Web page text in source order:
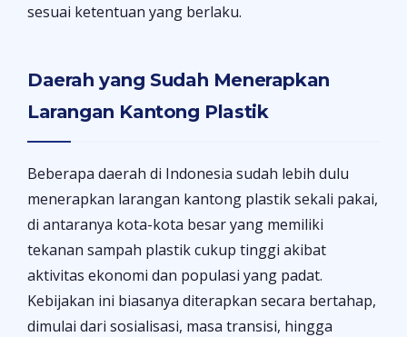
sesuai ketentuan yang berlaku.
Daerah yang Sudah Menerapkan
Larangan Kantong Plastik
Beberapa daerah di Indonesia sudah lebih dulu
menerapkan larangan kantong plastik sekali pakai,
di antaranya kota-kota besar yang memiliki
tekanan sampah plastik cukup tinggi akibat
aktivitas ekonomi dan populasi yang padat.
Kebijakan ini biasanya diterapkan secara bertahap,
dimulai dari sosialisasi, masa transisi, hingga